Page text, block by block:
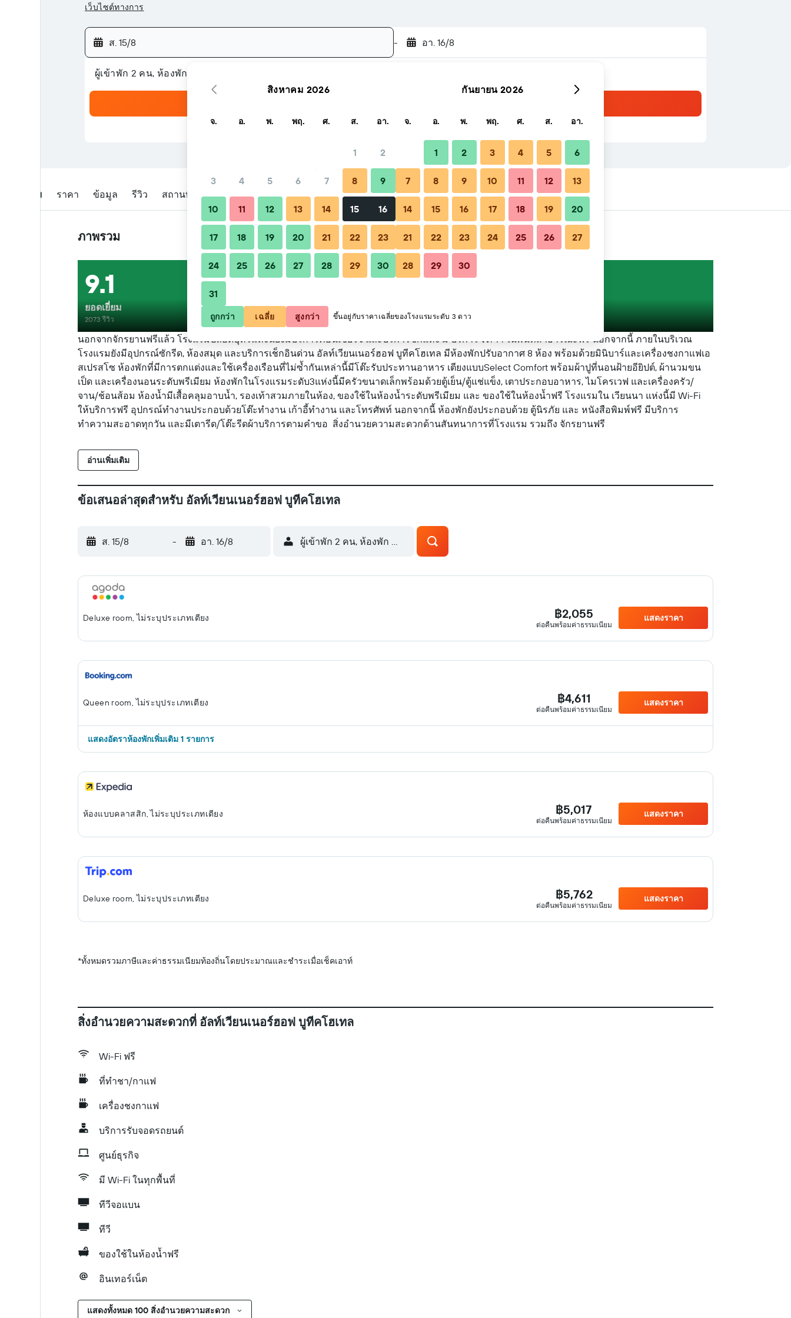
เว็บไซต์ทางการ
ส. 15/8 - อา. 16/8
ผู้เข้าพัก 2 คน, ห้องพัก 1 ห้อง
ภาพรวม ราคา ข้อมูล รีวิว สถานที่ตั้ง เคล็ดลับและคำถามที่พบบ่อย ที่พักใกล้เคียง
ภาพรวม
นอกจากจักรยานฟรีแล้ว โรงแรมปลอดบุหรี่แห่งนี้ยังมีบริการคอนเซียร์จ และบริการซักแห้ง มี บริการ Wi-Fi ในพื้นที่สาธารณะฟรี นอกจากนี้ ภายในบริเวณ
โรงแรมยังมีอุปกรณ์ซักรีด, ห้องสมุด และบริการเช็กอินด่วน อัลท์เวียนเนอร์ฮอฟ บูทีคโฮเทล มีห้องพักปรับอากาศ 8 ห้อง พร้อมด้วยมินิบาร์และเครื่องชงกาแฟเอ
สเปรสโซ ห้องพักที่มีการตกแต่งและใช้เครื่องเรือนที่ไม่ซ้ำกันเหล่านี้มีโต๊ะรับประทานอาหาร เตียงแบบSelect Comfort พร้อมผ้าปูที่นอนฝ้ายอียิปต์, ผ้านวมขน
เป็ด และเครื่องนอนระดับพรีเมียม ห้องพักในโรงแรมระดับ3แห่งนี้มีครัวขนาดเล็กพร้อมด้วยตู้เย็น/ตู้แช่แข็ง, เตาประกอบอาหาร, ไมโครเวฟ และเครื่องครัว/
จาน/ช้อนส้อม ห้องน้ำมีเสื้อคลุมอาบน้ำ, รองเท้าสวมภายในห้อง, ของใช้ในห้องน้ำระดับพรีเมียม และ ของใช้ในห้องน้ำฟรี โรงแรมใน เวียนนา แห่งนี้มี Wi-Fi
ให้บริการฟรี อุปกรณ์ทำงานประกอบด้วยโต๊ะทำงาน เก้าอี้ทำงาน และโทรศัพท์ นอกจากนี้ ห้องพักยังประกอบด้วย ตู้นิรภัย และ หนังสือพิมพ์ฟรี มีบริการ
ทำความสะอาดทุกวัน และมีเตารีด/โต๊ะรีดผ้าบริการตามคำขอ สิ่งอำนวยความสะดวกด้านสันทนาการที่โรงแรม รวมถึง จักรยานฟรี
อ่านเพิ่มเติม
9.1
ยอดเยี่ยม
2073 รีวิว
ข้อเสนอล่าสุดสำหรับ อัลท์เวียนเนอร์ฮอฟ บูทีคโฮเทล
ส. 15/8 - อา. 16/8 ผู้เข้าพัก 2 คน, ห้องพัก 1 ห้อง
Deluxe room, ไม่ระบุประเภทเตียง ฿2,055
ต่อคืนพร้อมค่าธรรมเนียม
แสดงราคา
Queen room, ไม่ระบุประเภทเตียง ฿4,611
ต่อคืนพร้อมค่าธรรมเนียม
แสดงราคา
แสดงอัตราห้องพักเพิ่มเติม 1 รายการ
ห้องแบบคลาสสิก, ไม่ระบุประเภทเตียง ฿5,017
ต่อคืนพร้อมค่าธรรมเนียม
แสดงราคา
Deluxe room, ไม่ระบุประเภทเตียง ฿5,762
ต่อคืนพร้อมค่าธรรมเนียม
แสดงราคา
*ทั้งหมดรวมภาษีและค่าธรรมเนียมท้องถิ่นโดยประมาณและชำระเมื่อเช็คเอาท์
สิ่งอำนวยความสะดวกที่ อัลท์เวียนเนอร์ฮอฟ บูทีคโฮเทล
Wi-Fi ฟรี
ที่ทำชา/กาแฟ
เครื่องชงกาแฟ
บริการรับจอดรถยนต์
ศูนย์ธุรกิจ
มี Wi-Fi ในทุกพื้นที่
ทีวีจอแบน
ทีวี
ของใช้ในห้องน้ำฟรี
อินเทอร์เน็ต
แสดงทั้งหมด 100 สิ่งอำนวยความสะดวก
สิงหาคม 2026
จ. อ. พ. พฤ. ศ. ส. อา.
1 2
3 4 5 6 7 8 9
10 11 12 13 14 15 16
17 18 19 20 21 22 23
24 25 26 27 28 29 30
31
กันยายน 2026
จ. อ. พ. พฤ. ศ. ส. อา.
1 2 3 4 5 6
7 8 9 10 11 12 13
14 15 16 17 18 19 20
21 22 23 24 25 26 27
28 29 30
ถูกกว่า เฉลี่ย สูงกว่า ขึ้นอยู่กับราคาเฉลี่ยของโรงแรมระดับ 3 ดาว